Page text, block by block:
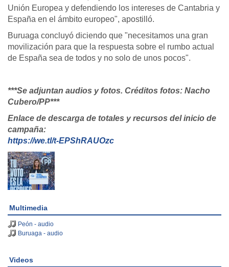
Unión Europea y defendiendo los intereses de Cantabria y
España en el ámbito europeo", apostilló.
Buruaga concluyó diciendo que "necesitamos una gran
movilización para que la respuesta sobre el rumbo actual
de España sea de todos y no solo de unos pocos".
***Se adjuntan audios y fotos. Créditos fotos: Nacho
Cubero/PP***
Enlace de descarga de totales y recursos del inicio de
campaña:
https://we.tl/t-EPShRAUOzc
Multimedia
Peón - audio
Buruaga - audio
Videos